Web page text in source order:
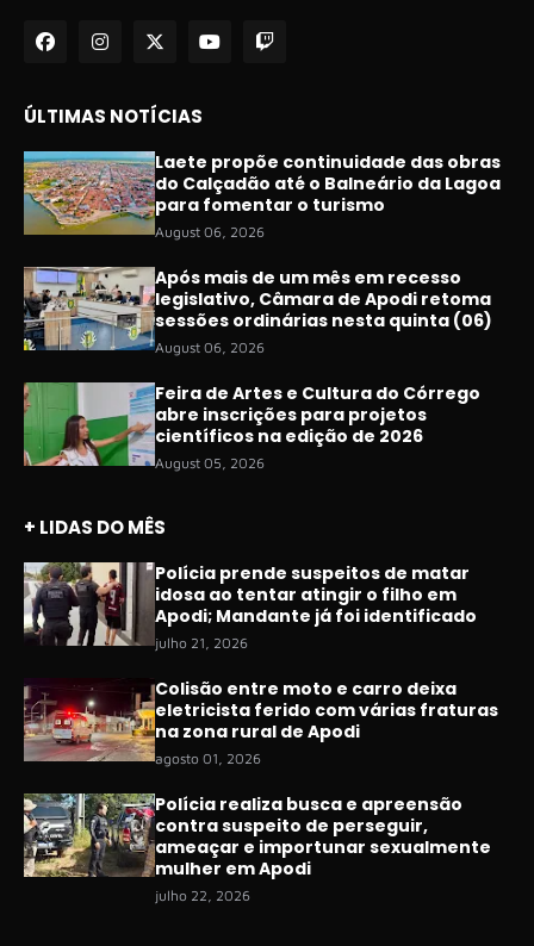
ÚLTIMAS NOTÍCIAS
Laete propõe continuidade das obras
do Calçadão até o Balneário da Lagoa
para fomentar o turismo
August 06, 2026
Após mais de um mês em recesso
legislativo, Câmara de Apodi retoma
sessões ordinárias nesta quinta (06)
August 06, 2026
Feira de Artes e Cultura do Córrego
abre inscrições para projetos
científicos na edição de 2026
August 05, 2026
+ LIDAS DO MÊS
Polícia prende suspeitos de matar
idosa ao tentar atingir o filho em
Apodi; Mandante já foi identificado
julho 21, 2026
Colisão entre moto e carro deixa
eletricista ferido com várias fraturas
na zona rural de Apodi
agosto 01, 2026
Polícia realiza busca e apreensão
contra suspeito de perseguir,
ameaçar e importunar sexualmente
mulher em Apodi
julho 22, 2026